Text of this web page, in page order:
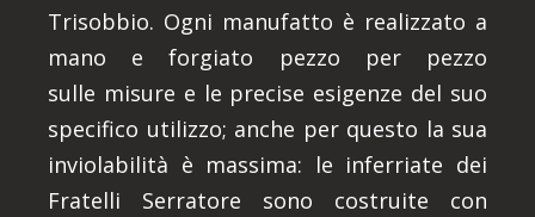
Trisobbio. Ogni manufatto è realizzato a
mano e forgiato pezzo per pezzo
sulle misure e le precise esigenze del suo
specifico utilizzo; anche per questo la sua
inviolabilità è massima: le inferriate dei
Fratelli Serratore sono costruite con